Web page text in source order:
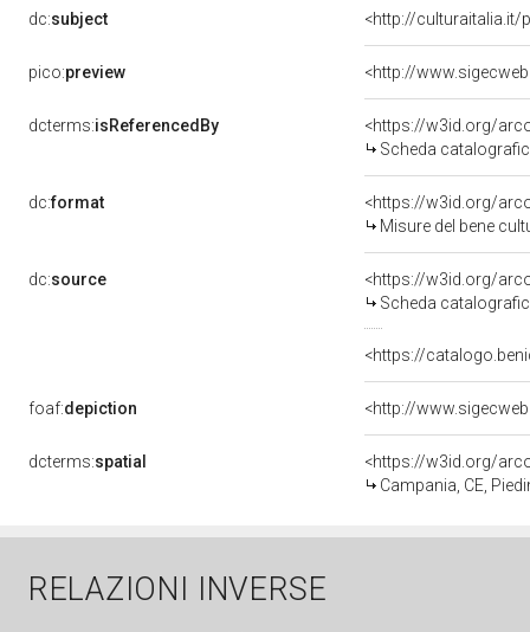
dc:subject <http://culturaitalia.it/
pico:preview
dcterms:isReferencedBy
<https://w3id.org/
Scheda
dc:format
<https://w3id.org/
Misure del bene
dc:source
<https://w3id.org/
Scheda
<https://
foaf:depiction
dcterms:spatial
<https://w3id.org/
Campania, CE,
RELAZIONI INVERSE